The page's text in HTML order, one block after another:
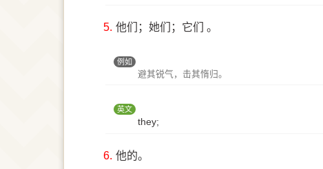
5. 他们；她们；它们 。
例如
避其锐气，击其惰归。
英文
they;
6. 他的。